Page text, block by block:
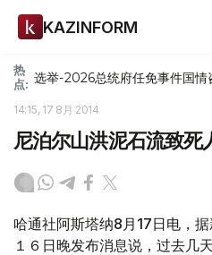
KAZINFORM
热
点: 选举-2026总统府任免事件国情
14:15, 17 8月 2014
尼泊尔山洪泥石流致
哈通社阿斯塔纳8月17日电，
１６日晚发布消息说，过去几